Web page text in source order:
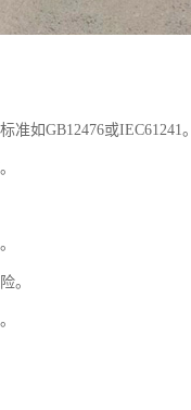
如GB12476或IEC61241。
。